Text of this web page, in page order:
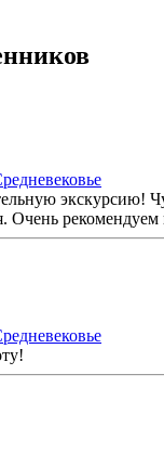
экскурсию!
Очень